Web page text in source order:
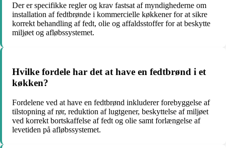
Der er specifikke regler og krav fastsat af myndighederne om
installation af fedtbrønde i kommercielle køkkener for at sikre
korrekt behandling af fedt, olie og affaldsstoffer for at beskytte
miljøet og afløbssystemet.
Hvilke fordele har det at have en fedtbrønd i et
køkken?
Fordelene ved at have en fedtbrønd inkluderer forebyggelse af
tilstopning af rør, reduktion af lugtgener, beskyttelse af miljøet
ved korrekt bortskaffelse af fedt og olie samt forlængelse af
levetiden på afløbssystemet.